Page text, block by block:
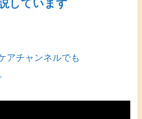
しています
アチャンネルでも